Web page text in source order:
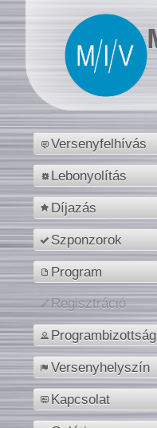
Versenyfelhívás
Lebonyolítás
Díjazás
Szponzorok
Program
Regisztráció
Programbizottság
Versenyhelyszín
Kapcsolat